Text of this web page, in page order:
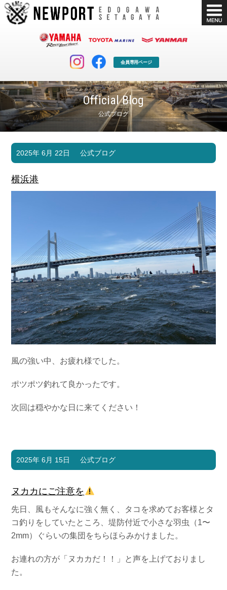
会員専用ページ
Official Blog
公式ブログ
マリンクラブ
マリンライフを堪能したい！
ボート販売
長年の実績と信頼！
お問い合わせ
Contact us
会社概要
Company
採用情報
Recruit
リンク集
Link
2025年 6月 22日 公式ブログ
横浜港
風の強い中、お疲れ様でした。
ポツポツ釣れて良かったです。
次回は穏やかな日に来てください！
2025年 6月 15日 公式ブログ
ヌカカにご注意を
先日、風もそんなに強く無く、タコを求めてお客様とタ
コ釣りをしていたところ、堤防付近で小さな羽虫（1〜
2mm）ぐらいの集団をちらほらみかけました。
お連れの方が「ヌカカだ！！」と声を上げておりまし
た。